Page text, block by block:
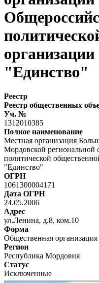
"Единство"
Реестр
Реестр общественных
Уч. №
1312010385
Полное наименование
Местная организация
Мордовской региональной
политической
"Единство"
ОГРН
1061300004171
Дата ОГРН
24.05.2006
Адрес
ул.Ленина, д.8, ком.10
Форма
Общественная организация
Регион
Республика Мордовия
Статус
Исключенные